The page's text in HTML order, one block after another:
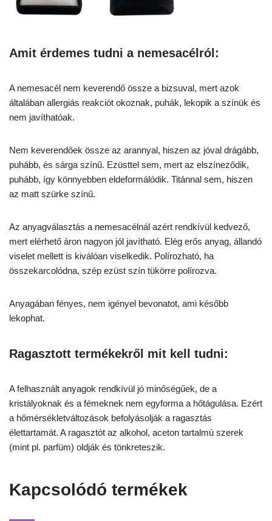
Amit érdemes tudni a nemesacélról:
A nemesacél nem keverendő össze a bizsuval, mert azok
általában allergiás reakciót okoznak, puhák, lekopik a színük és
nem javíthatóak.
Nem keverendőek össze az arannyal, hiszen az jóval drágább,
puhább, és sárga színű. Ezüsttel sem, mert az elszíneződik,
puhább, így könnyebben eldeformálódik. Titánnal sem, hiszen
az matt szürke színű.
Az anyagválasztás a nemesacélnál azért rendkívül kedvező,
mert elérhető áron nagyon jól javítható. Elég erős anyag, állandó
viselet mellett is kiválóan viselkedik. Polírozható, ha
összekarcolódna, szép ezüst szín tükörre polírozva.
Anyagában fényes, nem igényel bevonatot, ami később
lekophat.
Ragasztott termékekről mit kell tudni:
A felhasznált anyagok rendkívül jó minőségűek, de a
kristályoknak és a fémeknek nem egyforma a hőtágulása. Ezért
a hőmérsékletváltozások befolyásolják a ragasztás
élettartamát. A ragasztót az alkohol, aceton tartalmú szerek
(mint pl. parfüm) oldják és tönkreteszik.
Kapcsolódó termékek